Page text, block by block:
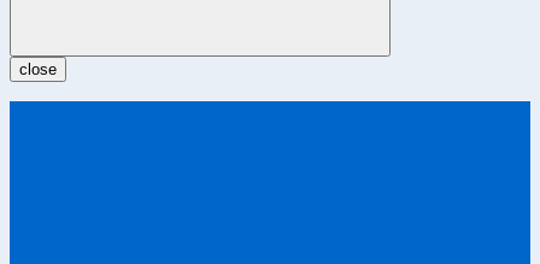
close